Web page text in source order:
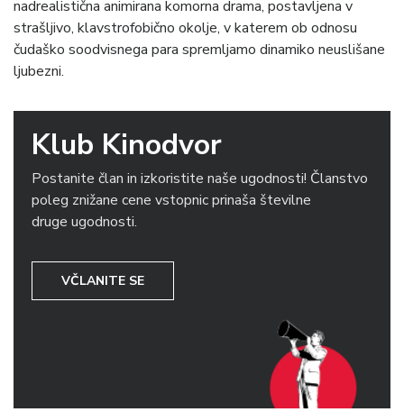
nadrealistična animirana komorna drama, postavljena v
strašljivo, klavstrofobično okolje, v katerem ob odnosu
čudaško soodvisnega para spremljamo dinamiko neuslišane
ljubezni.
Klub Kinodvor
Postanite član in izkoristite naše ugodnosti! Članstvo
poleg znižane cene vstopnic prinaša številne
druge ugodnosti.
VČLANITE SE